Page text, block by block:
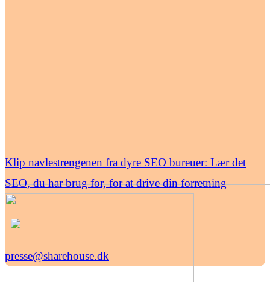
Klip navlestrengenen fra dyre SEO bureuer: Lær det
SEO, du har brug for, for at drive din forretning
presse@sharehouse.dk